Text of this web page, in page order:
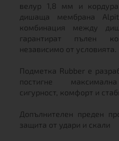
велур 1,8 мм и
дишаща мембрана
комбинация между
гарантират пълен
независимо от условията.
Подметка Rubber е
постигне
сигурност, комфорт и
Допълнителен преден
защита от удари и скали